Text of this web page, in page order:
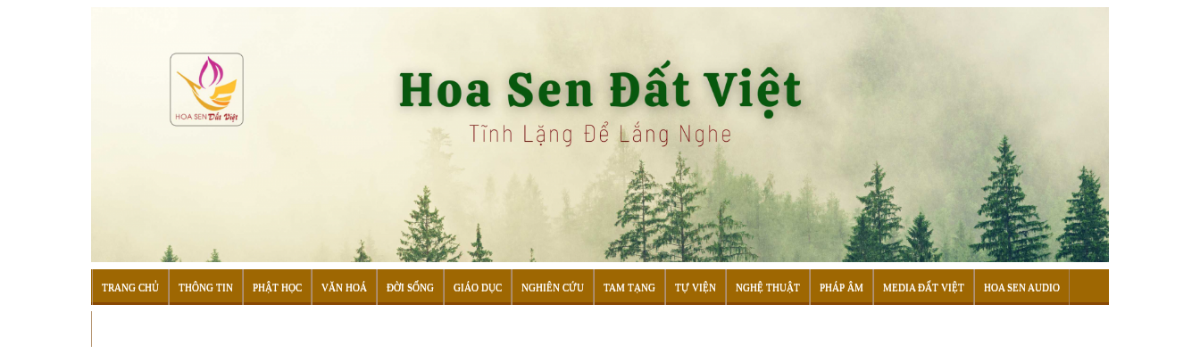
TRANG CHỦ THÔNG TIN PHẬT HỌC VĂN HOÁ ĐỜI SỐNG GIÁO DỤC NGHIÊN CỨU TAM TẠNG TỰ VIỆN NGHỆ THUẬT PHÁP ÂM MEDIA ĐẤT VIỆT HOA SEN AUDIO